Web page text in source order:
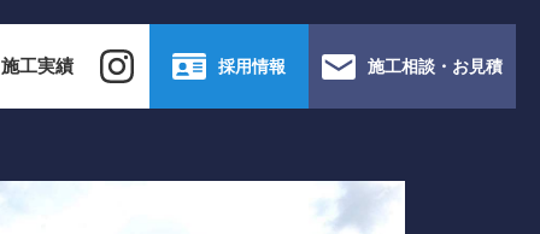
施工実績 採用情報 施工相談・お見積